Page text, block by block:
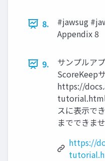
8.
#jawsug
Appendix 8
9.
サンプルア
ScoreKeep
https://
tutorial.html
スに表示で
までできま
https://